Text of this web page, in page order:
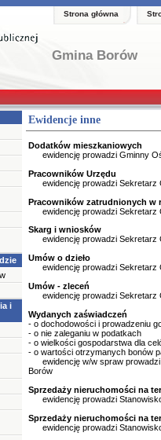
Strona główna
Gmina Borów
i
Ewidencje inne
Dodatków mieszkaniowych
ewidencję prowadzi Gminny
Pracowników Urzędu
ewidencję prowadzi Sekretarz
Pracowników zatrudnionych w
ewidencję prowadzi Sekretarz
Skarg i wniosków
ewidencję prowadzi Sekretarz
Umów o dzieło
ewidencję prowadzi Sekretarz
Umów - zleceń
ewidencję prowadzi Sekretarz
Wydanych zaświadczeń
- o dochodowości i prowadzeniu
- o nie zaleganiu w podatkach
- o wielkości gospodarstwa dla
- o wartości otrzymanych bonów
ewidencję w/w spraw prowadzi
Borów
Sprzedaży nieruchomości na
ewidencję prowadzi
Sprzedaży nieruchomości na
ewidencję prowadzi